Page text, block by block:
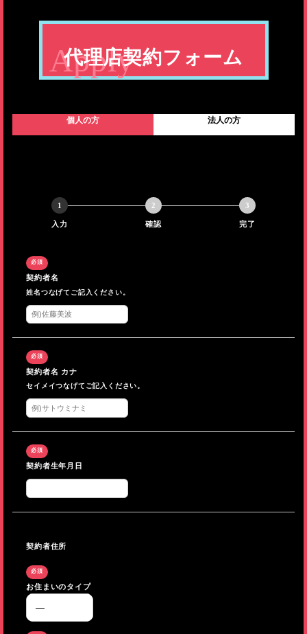
代理店契約フォーム
個人の方 法人の方
1
入力
2
確認
3
完了
契約者名
姓名つなげてご記入ください。
契約者名 カナ
セイメイつなげてご記入ください。
契約者生年月日
契約者住所
お住まいのタイプ